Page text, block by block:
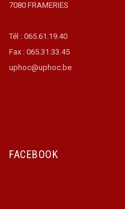
7080 FRAMERIES
Tél : 065.61.19.40
Fax : 065.31.33.45
uphoc@uphoc.be
FACEBOOK